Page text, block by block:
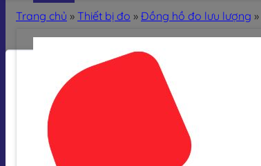
Trang chủ » Thiết bị đo » Đồng hồ đo lưu lượng »